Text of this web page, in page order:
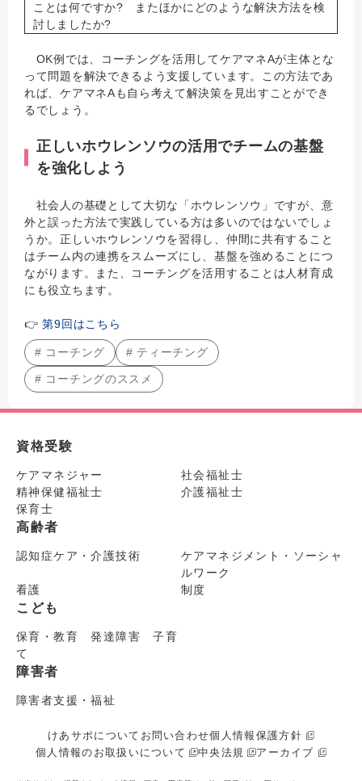
ことは何ですか? またほかにどのような解決方法を検
討しましたか?
OK例では、コーチングを活用してケアマネAが主体とな
って問題を解決できるよう支援しています。この方法であ
れば、ケアマネAも自ら考えて解決策を見出すことができ
るでしょう。
正しいホウレンソウの活用でチームの基盤
を強化しよう
社会人の基礎として大切な「ホウレンソウ」ですが、意
外と誤った方法で実践している方は多いのではないでしょ
うか。正しいホウレンソウを習得し、仲間に共有すること
はチーム内の連携をスムーズにし、基盤を強めることにつ
ながります。また、コーチングを活用することは人材育成
にも役立ちます。
👉第9回はこちら
# コーチング # ティーチング
# コーチングのススメ
資格受験
ケアマネジャー
社会福祉士
精神保健福祉士
介護福祉士
保育士
高齢者
認知症ケア・介護技術
ケアマネジメント・ソーシャ
ルワーク
看護
制度
こども
保育・教育 発達障害 子育
て
障害者
障害者支援・福祉
けあサポについて お問い合わせ個人情報保護方針
個人情報のお取扱いについて
中央法規 アーカイブ